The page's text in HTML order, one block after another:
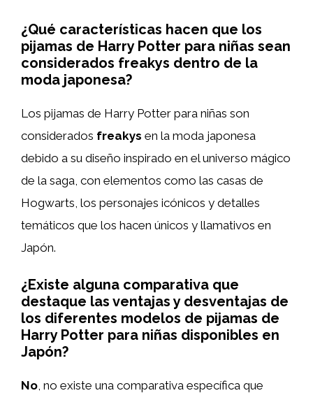
¿Qué características hacen que los
pijamas de Harry Potter para niñas sean
considerados freakys dentro de la
moda japonesa?
Los pijamas de Harry Potter para niñas son
considerados freakys en la moda japonesa
debido a su diseño inspirado en el universo mágico
de la saga, con elementos como las casas de
Hogwarts, los personajes icónicos y detalles
temáticos que los hacen únicos y llamativos en
Japón.
¿Existe alguna comparativa que
destaque las ventajas y desventajas de
los diferentes modelos de pijamas de
Harry Potter para niñas disponibles en
Japón?
No, no existe una comparativa específica que